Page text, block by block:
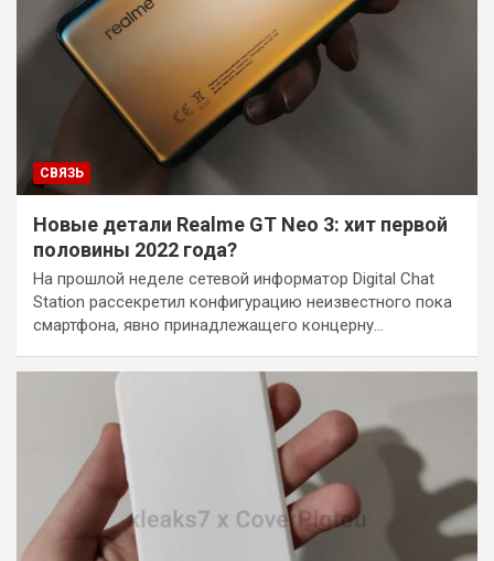
СВЯЗЬ
Новые детали Realme GT Neo 3: хит первой
половины 2022 года?
На прошлой неделе сетевой информатор Digital Chat
Station рассекретил конфигурацию неизвестного пока
смартфона, явно принадлежащего концерну…